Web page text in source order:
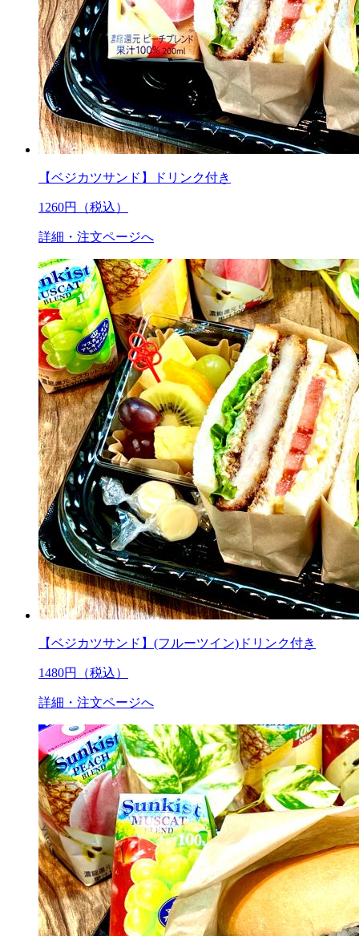
【ベジカツサンド】ドリンク付き
1260円（税込）
詳細・注文ページへ
【ベジカツサンド】(フルーツイン)ドリンク付き
1480円（税込）
詳細・注文ページへ